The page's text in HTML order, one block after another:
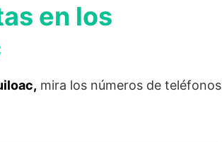
en los
mira los números de teléfonos